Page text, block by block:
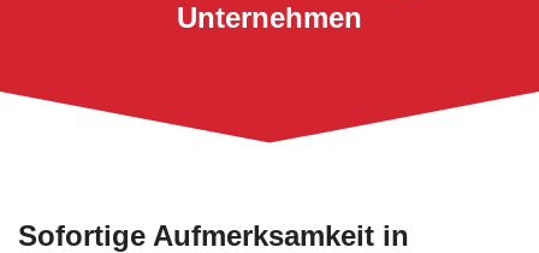
Unternehmen
Sofortige Aufmerksamkeit in